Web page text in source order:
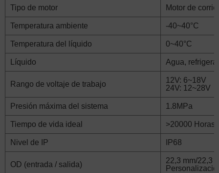
Tipo de motor
Motor de
Temperatura ambiente -40~40°C
Temperatura del líquido 0~40°C
Líquido Agua,
Rango de voltaje de trabajo
12V: 6~18V
24V: 12~28V
Presión máxima del sistema 1.8MPa
Tiempo de vida ideal >20000 Horas
Nivel de IP IP68
OD (entrada / salida)
22,3 mm/22,3